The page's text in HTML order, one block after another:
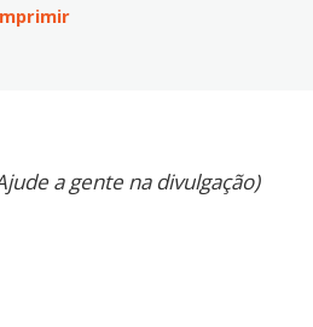
a gente na divulgação)